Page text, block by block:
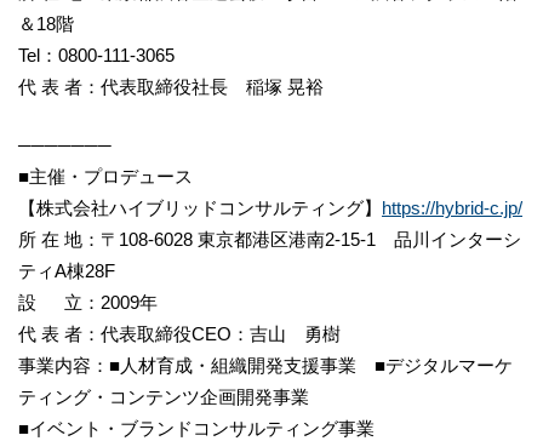
＆18階
Tel：0800-111-3065
代 表 者：代表取締役社長 稲塚 晃裕
───────
■主催・プロデュース
【株式会社ハイブリッドコンサルティング】 https://hybrid-c.jp/
所 在 地：〒108-6028 東京都港区港南2-15-1 品川インターシ
ティA棟28F
設 立：2009年
代 表 者：代表取締役CEO：吉山 勇樹
事業内容：■人材育成・組織開発支援事業 ■デジタルマーケ
ティング・コンテンツ企画開発事業
■イベント・ブランドコンサルティング事業